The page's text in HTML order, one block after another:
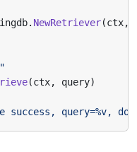
. NewRetriever(ctx,
(ctx, query)
query=%v,